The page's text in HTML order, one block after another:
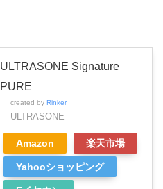
ULTRASONE Signature
PURE
created by Rinker
ULTRASONE
Amazon 楽天市場
Yahooショッピング